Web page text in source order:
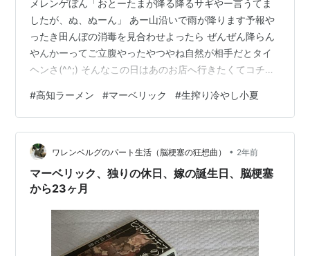
メレンゲぼん「おとーたまが降る降るサギやー言うてま
したが、ぬ、ぬーん」 あー山沿いで雨が降ります予報や
ったき田んぼの消毒を見合わせよったら ぜんぜん降らん
やんかーってご立腹やったやつやね自然が相手だとタイ
ヘンさ(^^;) そんなこの日はあのお店へ行きたくてコチ
15 安藤ビル1F TEL 088-802-6555 営業時間 AM11:00～
PM14:30LO PM17:00～22:30LO 定休日 月曜と火曜 地
図はコチラ 駐車場 なし はいっ大橋通です前回漆黒のじ
こじこをいただいたとき冷じこもあったようで 冷たいの
狙いでやって…
#高知ラーメン #マーベリック #生搾り冷やし小夏
ワレンベルグのパート生活（脳梗塞の狂想曲） • 2年前
マーベリック、独りの休日、嫁の誕生日、脳梗塞
から23ヶ月